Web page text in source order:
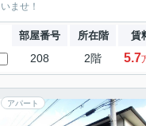
いませ！
部屋番号 所在階 賃
208 2階 5.7
アパート